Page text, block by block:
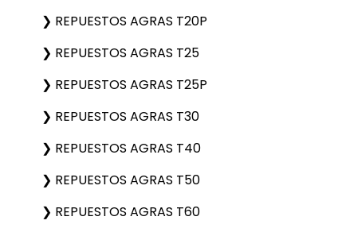
REPUESTOS AGRAS T20P
REPUESTOS AGRAS T25
REPUESTOS AGRAS T25P
REPUESTOS AGRAS T30
REPUESTOS AGRAS T40
REPUESTOS AGRAS T50
REPUESTOS AGRAS T60